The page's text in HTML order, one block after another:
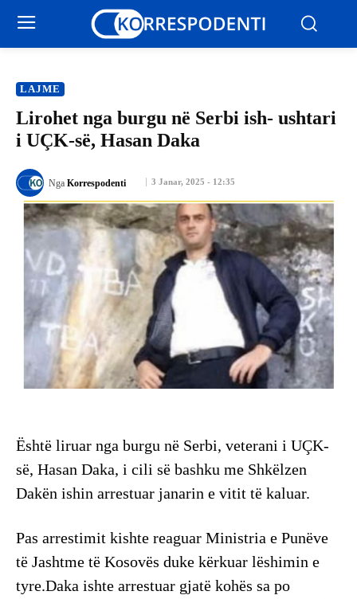
LAJME
Lirohet nga burgu në Serbi ish- ushtari
i UÇK-së, Hasan Daka
3 Janar, 2025 - 12:35
Nga Korrespodenti
Është liruar nga burgu në Serbi, veterani i UÇK-
së, Hasan Daka, i cili së bashku me Shkëlzen
Dakën ishin arrestuar janarin e vitit të kaluar.
Pas arrestimit kishte reaguar Ministria e Punëve
të Jashtme të Kosovës duke kërkuar lëshimin e
tyre.Daka ishte arrestuar gjatë kohës sa po